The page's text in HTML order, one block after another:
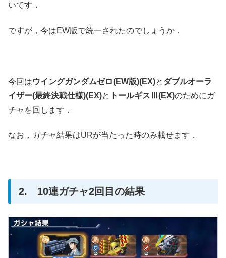
いです．
ですが，今はEW版で統一されたのでしょうか．
今回はウイングガンダムゼロ(EW版)(EX)と ダブルオーラ
イザー(最終決戦仕様)(EX)と トールギスⅢ(EX)のためにガ
チャを回します．
なお，ガチャ結果はURが当たった時のみ載せます．
2. 10連ガチャ2回目の結果